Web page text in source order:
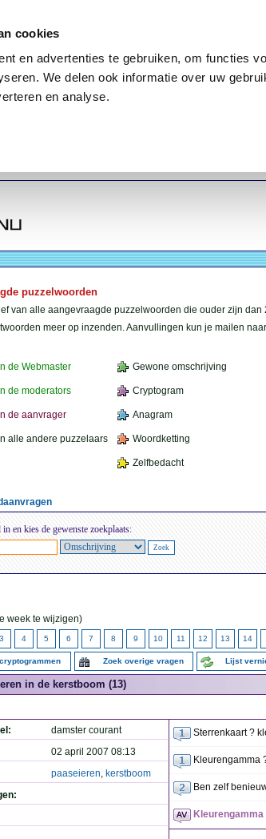
cookies
en advertenties te gebruiken, om functies
We delen ook informatie over uw
en analyse.
puzzelwoorden
van alle aangevraagde puzzelwoorden die ouder zijn dan
meer op inzenden. Aanvullingen kun je mailen
de Webmaster Gewone omschrijving
de moderators Cryptogram
de aanvrager Anagram
alle andere puzzelaars Woordketting
Zelfbedacht
en kies de gewenste zoekplaats:
week te wijzigen)
3 4 5 6 7 8 9 10 11 12 13 14
Zoek overige vragen Lijst
in de kerstboom (13)
damster courant
02 april 2007 08:13
paaseieren, kerstboom
Sterrenkaart ?
Kleurengamma
Ben zelf